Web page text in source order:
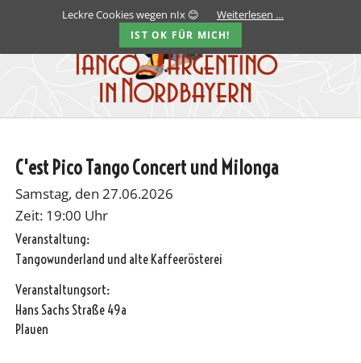
C'est Pico Tango Concert und Milonga
Samstag, den 27.06.2026
Zeit: 19:00 Uhr
Veranstaltung:
Tangowunderland und alte Kaffeerösterei
Veranstaltungsort:
Hans Sachs Straße 49a
Plauen
Leckre Cookies wegen nIx 😊 Weiterlesen …
IST OK FÜR MICH!